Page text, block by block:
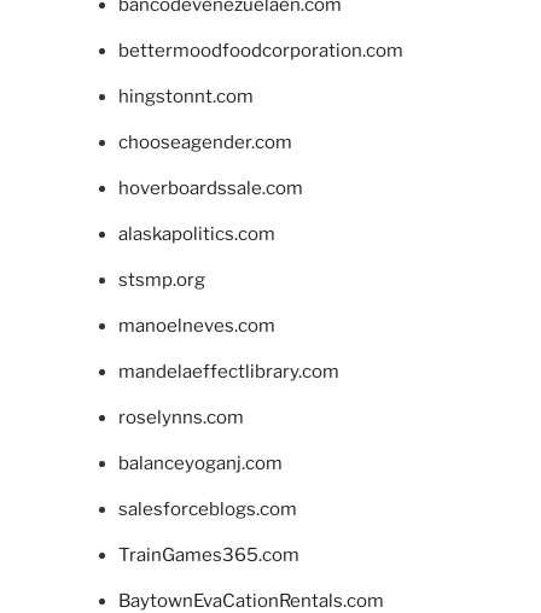
bancodevenezuelaen.com
bettermoodfoodcorporation.com
hingstonnt.com
chooseagender.com
hoverboardssale.com
alaskapolitics.com
stsmp.org
manoelneves.com
mandelaeffectlibrary.com
roselynns.com
balanceyoganj.com
salesforceblogs.com
TrainGames365.com
BaytownEvaCationRentals.com